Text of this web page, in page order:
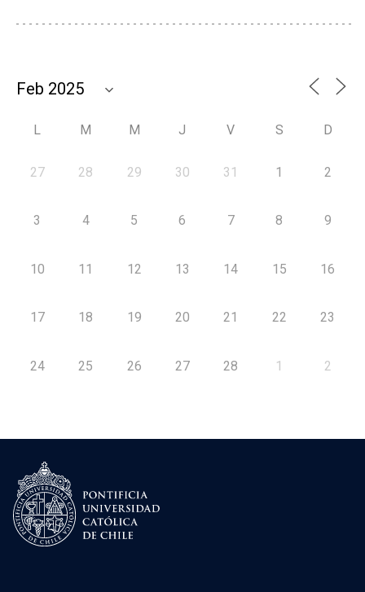
L M M J V S D
27 28 29 30 31 1 2
3 4 5 6 7 8 9
10 11 12 13 14 15 16
17 18 19 20 21 22 23
24 25 26 27 28 1 2